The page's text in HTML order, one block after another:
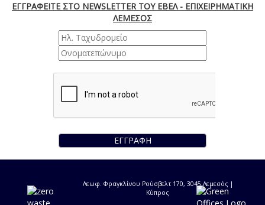
ΕΓΓΡΑΦΕΙΤΕ ΣΤΟ NEWSLETTER ΤΟΥ ΕΒΕΛ - ΕΠΙΧΕΙΡΗΜΑΤΙΚΗ
ΛΕΜΕΣΟΣ
ΕΓΓΡΑΦΗ
Λεωφ. Φραγκλίνου Ρούσβελτ 170, 3045 Λεμεσός |
Κύπρος